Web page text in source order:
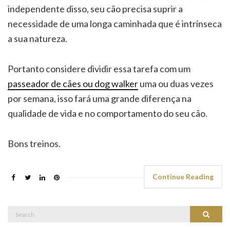
independente disso, seu cão precisa suprir a
necessidade de uma longa caminhada que é intrínseca
a sua natureza.
Portanto considere dividir essa tarefa com um
passeador de cães ou dog walkeruma ou duas vezes
por semana, isso fará uma grande diferença na
qualidade de vida e no comportamento do seu cão.
Bons treinos.
Continue Reading
Search